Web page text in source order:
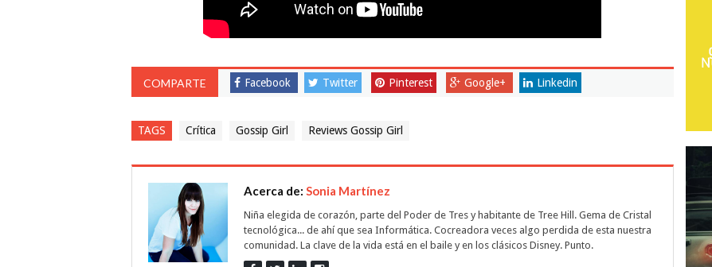
COMPARTE Facebook Twitter Pinterest Google+ Linkedin
TAGS Crítica Gossip Girl Reviews Gossip Girl
Acerca de: Sonia Martínez
Niña elegida de corazón, parte del Poder de Tres y habitante de Tree Hill. Gema de Cristal
tecnológica... de ahí que sea Informática. Cocreadora veces algo perdida de esta nuestra
comunidad. La clave de la vida está en el baile y en los clásicos Disney. Punto.